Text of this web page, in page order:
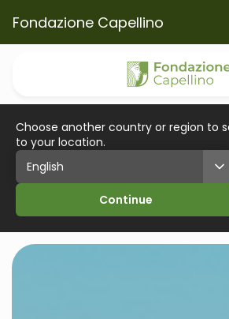
Fondazione Capellino
Choose another country or region to
to your location.
Continue